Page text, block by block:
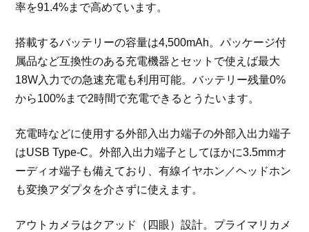
率を91.4%まで高めています。
搭載するバッテリーの容量は4,500mAh。パッケージ付
属品など互換性のある充電機器とセットで使えば最大
18W入力での急速充電も利用可能。バッテリー残量0%
から100%まで2時間で充電できるとうたいます。
充電時などに使用する外部入出力端子の外部入出力端子
はUSB Type-C。外部入出力端子としてほかに3.5mmオ
ーディオ端子も備えており、有線イヤホン／ヘッドホン
も変換アダプタを介さずに使えます。
アウトカメラはクアッド（四眼）設計。プライマリカメ